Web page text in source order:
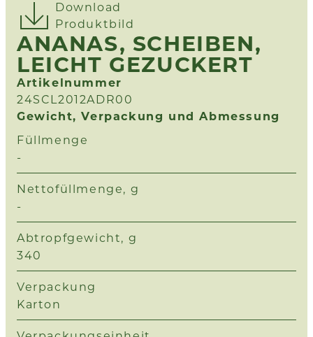
Download
Produktbild
ANANAS, SCHEIBEN,
LEICHT GEZUCKERT
Artikelnummer
24SCL2012ADR00
Gewicht, Verpackung und Abmessung
Füllmenge
-
Nettofüllmenge, g
-
Abtropfgewicht, g
340
Verpackung
Karton